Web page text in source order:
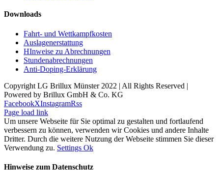
Downloads
Fahrt- und Wettkampfkosten
Auslagenerstattung
HInweise zu Abrechnungen
Stundenabrechnungen
Anti-Doping-Erklärung
Copyright LG Brillux Münster 2022 | All Rights Reserved |
Powered by Brillux GmbH & Co. KG
FacebookXInstagramRss
Page load link
Um unsere Webseite für Sie optimal zu gestalten und fortlaufend
verbessern zu können, verwenden wir Cookies und andere Inhalte
Dritter. Durch die weitere Nutzung der Webseite stimmen Sie dieser
Verwendung zu. Settings Ok
Hinweise zum Datenschutz